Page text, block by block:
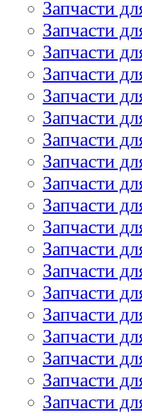
Запчасти
Запчасти
Запчасти
Запчасти
Запчасти
Запчасти
Запчасти
Запчасти
Запчасти
Запчасти
Запчасти
Запчасти
Запчасти
Запчасти
Запчасти
Запчасти
Запчасти
Запчасти
Запчасти